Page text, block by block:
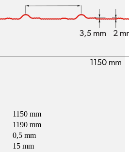
1150 mm
1190 mm
0,5 mm
15 mm